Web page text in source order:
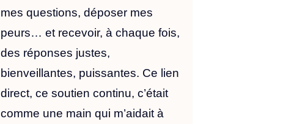
mes questions, déposer mes
peurs… et recevoir, à chaque fois,
des réponses justes,
bienveillantes, puissantes. Ce lien
direct, ce soutien continu, c’était
comme une main qui m’aidait à